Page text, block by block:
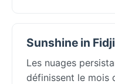
Sunshine in
Les nuages
définissent le mois